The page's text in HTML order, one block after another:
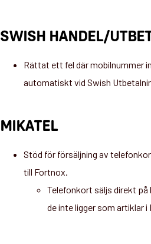
SWISH HANDEL/
Rättat ett fel där mobilnummer
automatiskt vid Swish
MIKATEL
Stöd för försäljning av
till Fortnox.
Telefonkort säljs direkt
de inte ligger som artiklar i